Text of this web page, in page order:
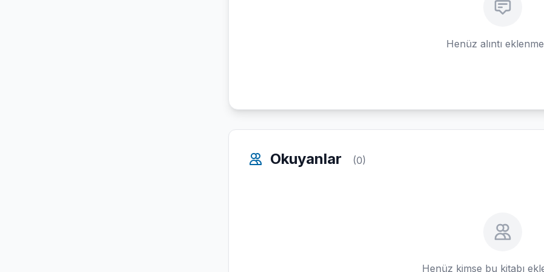
Henüz alıntı
Okuyanlar (0)
Henüz kimse bu kitabı